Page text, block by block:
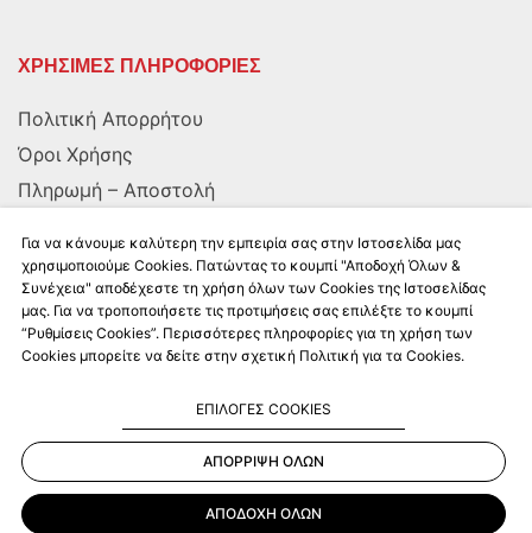
ΧΡΗΣΙΜΕΣ ΠΛΗΡΟΦΟΡΙΕΣ
Πολιτική Απορρήτου
Όροι Χρήσης
Πληρωμή – Αποστολή
ΑΚΟΛΟΥΘΗΣΤΕ ΜΑΣ
Kalkito.gr2026 | All rights reserved
Για να κάνουμε καλύτερη την εμπειρία σας στην Ιστοσελίδα μας
χρησιμοποιούμε Cookies. Πατώντας το κουμπί "Αποδοχή Όλων &
Συνέχεια" αποδέχεστε τη χρήση όλων των Cookies της Ιστοσελίδας
μας. Για να τροποποιήσετε τις προτιμήσεις σας επιλέξτε το κουμπί
“Ρυθμίσεις Cookies”. Περισσότερες πληροφορίες για τη χρήση των
Cookies μπορείτε να δείτε στην σχετική Πολιτική για τα Cookies.
ΕΠΙΛΟΓΕΣ COOKIES
ΑΠΟΡΡΙΨΗ ΟΛΩΝ
ΑΠΟΔΟΧΗ ΟΛΩΝ